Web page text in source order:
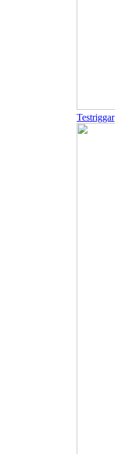
Testriggar